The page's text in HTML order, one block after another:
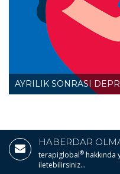
AYRILIK SONRASI
HABERDAR
terapiglobal®
iletebilirsiniz...